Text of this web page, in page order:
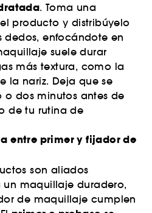
. Toma una
producto y distribúyelo
dedos, enfocándote en
suele durar
más textura, como la
la nariz. Deja que se
dos minutos antes de
de tu rutina de
entre primer y fijador de
son aliados
maquillaje duradero,
de maquillaje cumplen